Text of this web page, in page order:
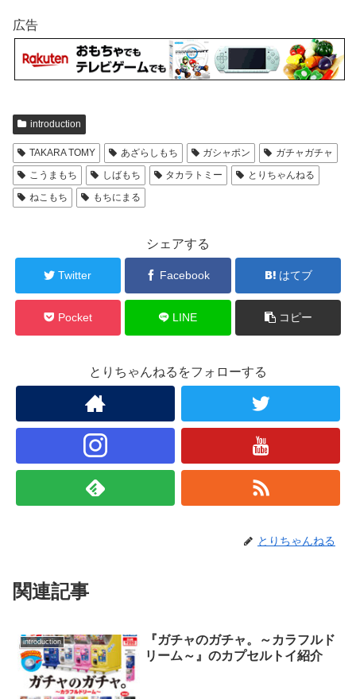
広告
introduction
TAKARA TOMY あざらしもち ガシャポン
ガチャガチャ
こうまもち
しばもち タカラトミー
とりちゃんねる
ねこもち
もちにまる
シェアする
Twitter Facebook はてブ
Pocket LINE コピー
とりちゃんねるをフォローする
とりちゃんねる
関連記事
introduction
『ガチャのガチャ。～カラフルド
リーム～』のカプセルトイ紹介